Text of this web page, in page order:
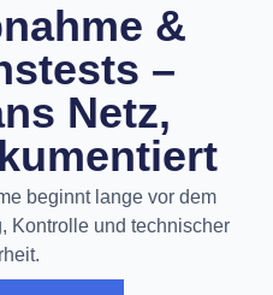
&
–
Netz,
beginnt lange vor dem
Kontrolle und technischer